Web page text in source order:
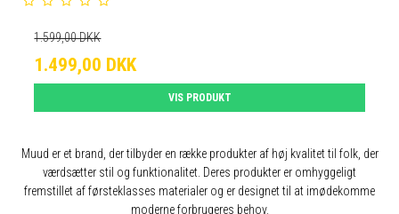
1.599,00 DKK
1.499,00 DKK
VIS PRODUKT
Muud er et brand, der tilbyder en række produkter af høj kvalitet til folk, der
værdsætter stil og funktionalitet. Deres produkter er omhyggeligt
fremstillet af førsteklasses materialer og er designet til at imødekomme
moderne forbrugeres behov.